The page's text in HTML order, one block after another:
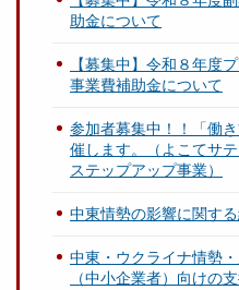
助金について
【募集中】令和８年度
事業費補助金について
参加者募集中！！「働
催します。（よこてサ
ステップアップ事業）
中東情勢の影響に関す
中東・ウクライナ情勢
（中小企業者）向けの